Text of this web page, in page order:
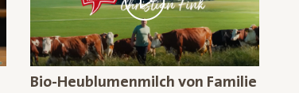
Bio-Heublumenmilch von Familie